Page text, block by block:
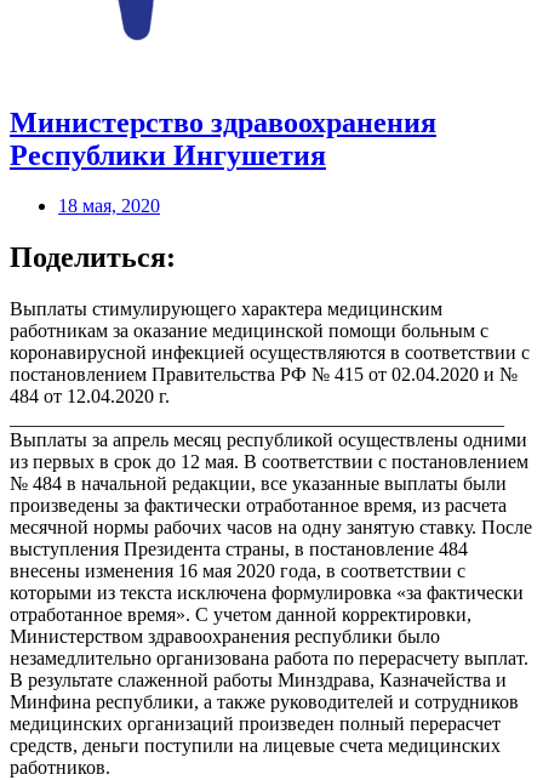
Министерство здравоохранения
Республики Ингушетия
18 мая, 2020
Поделиться:
Выплаты стимулирующего характера медицинским
работникам за оказание медицинской помощи больным с
коронавирусной инфекцией осуществляются в соответствии с
постановлением Правительства РФ № 415 от 02.04.2020 и №
484 от 12.04.2020 г.
Выплаты за апрель месяц республикой осуществлены одними
из первых в срок до 12 мая. В соответствии с постановлением
№ 484 в начальной редакции, все указанные выплаты были
произведены за фактически отработанное время, из расчета
месячной нормы рабочих часов на одну занятую ставку. После
выступления Президента страны, в постановление 484
внесены изменения 16 мая 2020 года, в соответствии с
которыми из текста исключена формулировка «за фактически
отработанное время». С учетом данной корректировки,
Министерством здравоохранения республики было
незамедлительно организована работа по перерасчету выплат.
В результате слаженной работы Минздрава, Казначейства и
Минфина республики, а также руководителей и сотрудников
медицинских организаций произведен полный перерасчет
средств, деньги поступили на лицевые счета медицинских
работников.